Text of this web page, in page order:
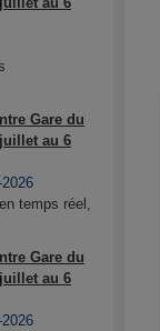
Gare du
au 6
temps réel,
Gare du
au 6